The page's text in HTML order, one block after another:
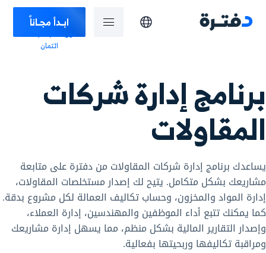
ابـدأ مجـاناً
دون الحاجة لبطاقة
ائتمان
برنامج إدارة شركات
المقاولات
يساعدك برنامج إدارة شركات المقاولات من دفترة على متابعة
مشاريعك بشكل متكامل. يتيح لك إصدار مستخلصات المقاولات،
إدارة المواد والمخزون، وحساب تكاليف العمالة لكل مشروع بدقة.
كما يمكنك تتبع أداء الموظفين والمهندسين، إدارة العملاء،
وإصدار التقارير المالية بشكل منظم، مما يسهل إدارة مشاريعك
ومراقبة تكاليفها وربحيتها بفعالية.